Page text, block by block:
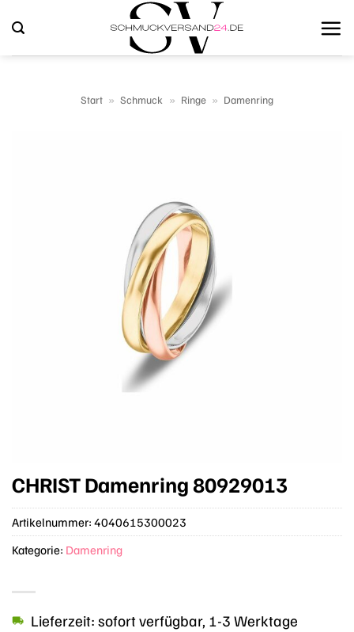
Inhalt
springen
Start » Schmuck » Ringe » Damenring
CHRIST Damenring 80929013
Lieferzeit: sofort verfügbar, 1-3 Werktage
Artikelnummer: 4040615300023
Kategorie: Damenring